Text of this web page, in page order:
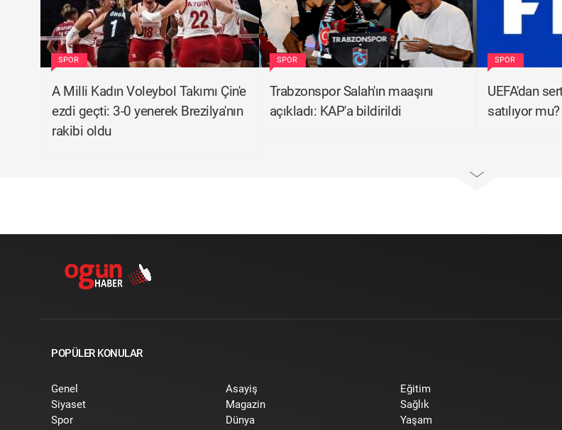
SPOR
A Milli Kadın Voleybol Takımı Çin'e
ezdi geçti: 3-0 yenerek Brezilya'nın
rakibi oldu
SPOR
Trabzonspor Salah'ın maaşını
açıkladı: KAP'a bildirildi
SPOR
UEFA'dan
satılıyor mu?
POPÜLER KONULAR
Genel
Siyaset
Spor
Asayiş
Magazin
Dünya
Eğitim
Sağlık
Yaşam